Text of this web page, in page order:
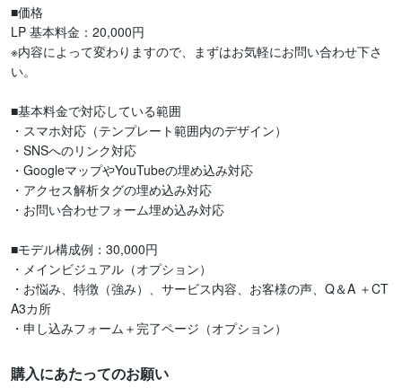
■価格
LP 基本料金：20,000円
※内容によって変わりますので、まずはお気軽にお問い合わせ下さ
い。
■基本料金で対応している範囲
・スマホ対応（テンプレート範囲内のデザイン）
・SNSへのリンク対応
・GoogleマップやYouTubeの埋め込み対応
・アクセス解析タグの埋め込み対応
・お問い合わせフォーム埋め込み対応
■モデル構成例：30,000円
・メインビジュアル（オプション）
・お悩み、特徴（強み）、サービス内容、お客様の声、Q＆A ＋CT
A3カ所
・申し込みフォーム＋完了ページ（オプション）
購入にあたってのお願い